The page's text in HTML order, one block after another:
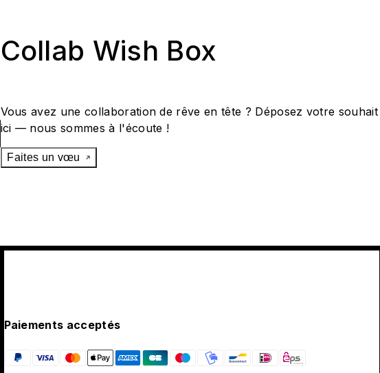
Collab Wish Box
Vous avez une collaboration de rêve en tête ? Déposez votre souhait
ici — nous sommes à l'écoute !
Faites un vœu
Paiements acceptés